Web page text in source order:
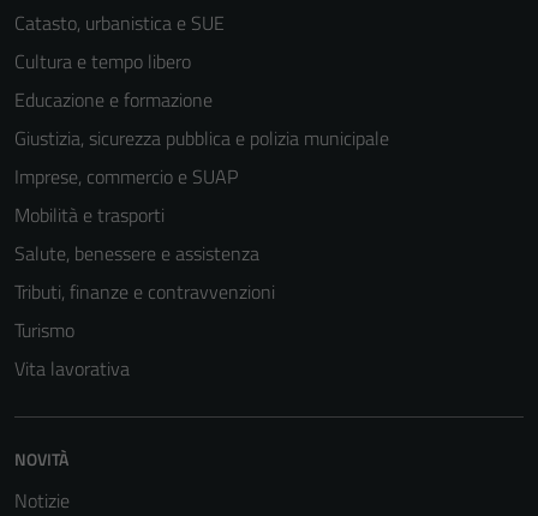
Catasto, urbanistica e SUE
Cultura e tempo libero
Educazione e formazione
Giustizia, sicurezza pubblica e polizia municipale
Imprese, commercio e SUAP
Mobilità e trasporti
Salute, benessere e assistenza
Tributi, finanze e contravvenzioni
Turismo
Vita lavorativa
NOVITÀ
Notizie